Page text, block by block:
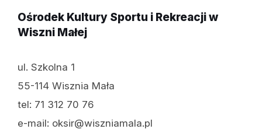
Ośrodek Kultury Sportu i Rekreacji w
Wiszni Małej
ul. Szkolna 1
55-114 Wisznia Mała
tel: 71 312 70 76
e-mail: oksir@wiszniamala.pl